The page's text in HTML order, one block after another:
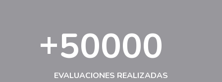
+50000
EVALUACIONES REALIZADAS